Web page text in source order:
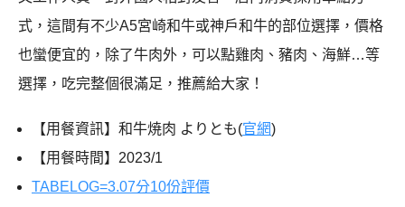
式，這間有不少A5宮崎和牛或神戶和牛的部位選擇，價格
也蠻便宜的，除了牛肉外，可以點雞肉、豬肉、海鮮…等
選擇，吃完整個很滿足，推薦給大家！
【用餐資訊】和牛焼肉 よりとも(官網)
【用餐時間】2023/1
TABELOG=3.07分10份評價